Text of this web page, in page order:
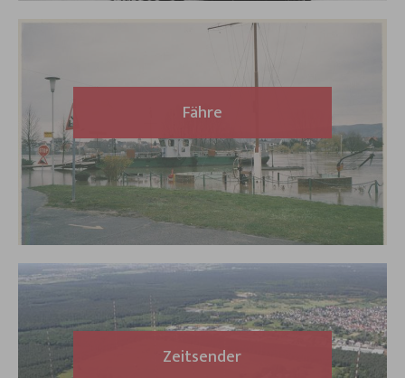
Fähre
Zeitsender